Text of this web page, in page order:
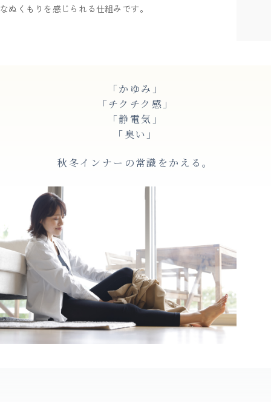
なぬくもりを感じられる仕組みです。
「かゆみ」
「チクチク感」
「静電気」
「臭い」
秋冬インナーの常識をかえる。